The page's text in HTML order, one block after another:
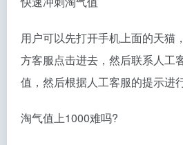
用户可以先打开手机上面的天猫
方客服点击进去，然后联系人工
值，然后根据人工客服的提示进
淘气值上1000难吗?